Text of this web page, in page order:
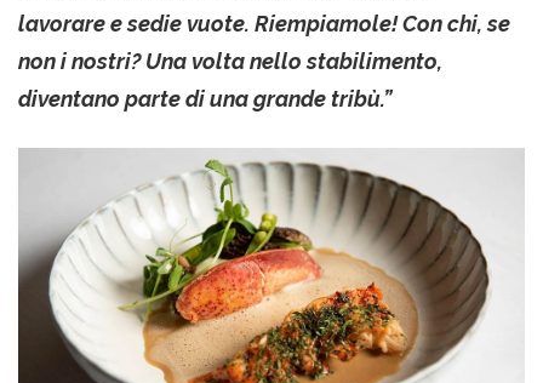
lavorare e sedie vuote. Riempiamole! Con chi, se
non i nostri? Una volta nello stabilimento,
diventano parte di una grande tribù.”